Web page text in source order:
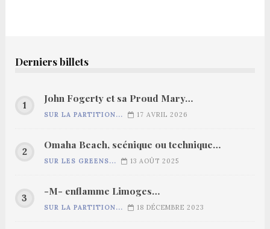
Derniers billets
John Fogerty et sa Proud Mary…
SUR LA PARTITION... 17 AVRIL 2026
Omaha Beach, scénique ou technique…
SUR LES GREENS... 13 AOÛT 2025
-M- enflamme Limoges…
SUR LA PARTITION... 18 DÉCEMBRE 2023